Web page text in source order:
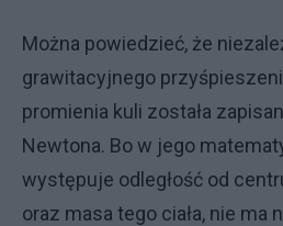
Można powiedzieć, że
grawitacyjnego
promienia kuli została
Newtona. Bo w jego
występuje odległość od
oraz masa tego ciała, nie ma